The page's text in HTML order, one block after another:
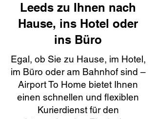
Leeds zu Ihnen nach
Hause, ins Hotel oder
ins Büro
Egal, ob Sie zu Hause, im Hotel,
im Büro oder am Bahnhof sind –
Airport To Home bietet Ihnen
einen schnellen und flexiblen
Kurierdienst für den